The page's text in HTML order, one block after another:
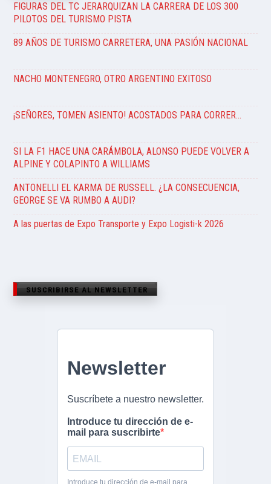
FIGURAS DEL TC JERARQUIZAN LA CARRERA DE LOS 300
PILOTOS DEL TURISMO PISTA
89 AÑOS DE TURISMO CARRETERA, UNA PASIÓN NACIONAL
NACHO MONTENEGRO, OTRO ARGENTINO EXITOSO
¡SEÑORES, TOMEN ASIENTO! ACOSTADOS PARA CORRER…
SI LA F1 HACE UNA CARÁMBOLA, ALONSO PUEDE VOLVER A
ALPINE Y COLAPINTO A WILLIAMS
ANTONELLI EL KARMA DE RUSSELL. ¿LA CONSECUENCIA,
GEORGE SE VA RUMBO A AUDI?
A las puertas de Expo Transporte y Expo Logisti-k 2026
SUSCRIBIRSE AL NEWSLETTER